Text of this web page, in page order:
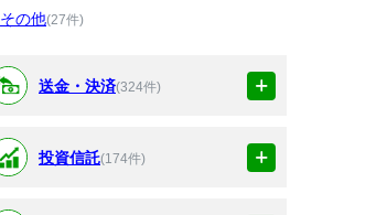
その他(27件)
送金・決済(324件)
投資信託(174件)